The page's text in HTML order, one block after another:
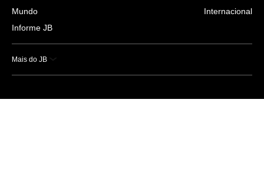
Mundo
Informe JB
Internacional
Mais do JB
Esportes